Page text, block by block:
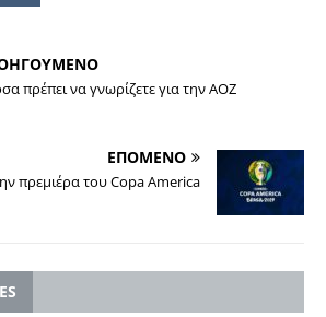
πρέπει να γνωρίζετε για την ΑΟΖ
ΕΠΟΜΕΝΟ
πρεμιέρα του Copa America